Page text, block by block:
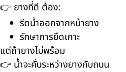
👉 ยางที่ดี ต้อง:
รีดน้ำออกจากหน้ายาง
รักษาการยึดเกาะ
แต่ถ้ายางไม่พร้อม
👉 น้ำจะคั่นระหว่างยางกับถนน